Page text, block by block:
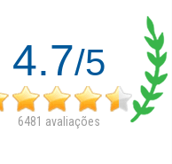
4.7/5
6481 avaliações